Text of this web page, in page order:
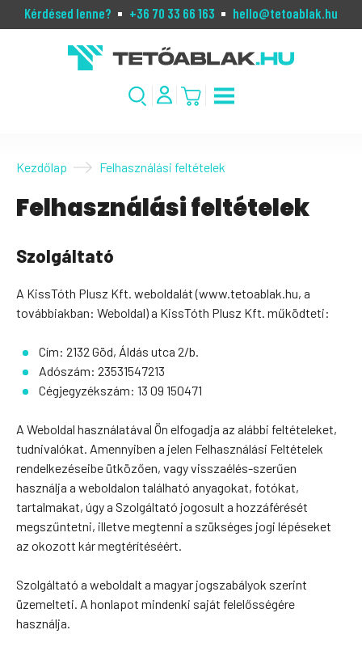
Kérdésed lenne? +36 70 33 66 163 hello@tetoablak.hu
Kezdőlap Felhasználási feltételek
Felhasználási feltételek
Szolgáltató
A KissTóth Plusz Kft. weboldalát (www.tetoablak.hu, a
továbbiakban: Weboldal) a KissTóth Plusz Kft. működteti:
Cím: 2132 Göd, Áldás utca 2/b.
Adószám: 23531547213
Cégjegyzékszám: 13 09 150471
A Weboldal használatával Ön elfogadja az alábbi feltételeket,
tudnivalókat. Amennyiben a jelen Felhasználási Feltételek
rendelkezéseibe ütközően, vagy visszaélés-szerűen
használja a weboldalon található anyagokat, fotókat,
tartalmakat, úgy a Szolgáltató jogosult a hozzáférését
megszűntetni, illetve megtenni a szükséges jogi lépéseket
az okozott kár megtérítéséért.
Szolgáltató a weboldalt a magyar jogszabályok szerint
üzemelteti. A honlapot mindenki saját felelősségére
használja.